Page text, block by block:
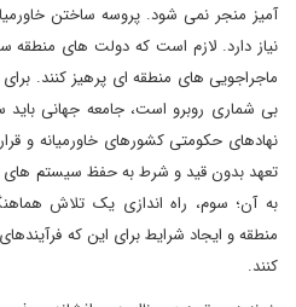
آمیز منجر نمی شود. پروسه ساختن
نیاز دارد. لازم است که دولت های
ماجراجویی های منطقه ای پرهیز کنند.
بی شماری روبرو است، جامعه جهانی باید
نهادهای حکومتی کشورهای خاورمیانه و
تعهد بدون قید و شرط به حفظ سیستم های
به آن؛ سوم، راه اندازی یک تلاش
منطقه و ایجاد شرایط برای این که
کنند.